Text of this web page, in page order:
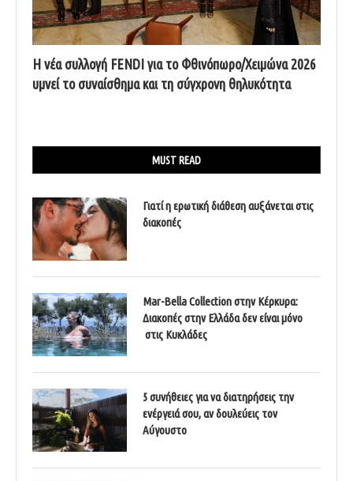
Η νέα συλλογή FENDI για το Φθινόπωρο/Χειμώνα 2026
υμνεί το συναίσθημα και τη σύγχρονη θηλυκότητα
MUST READ
Γιατί η ερωτική διάθεση αυξάνεται στις
διακοπές
Mar-Bella Collection στην Κέρκυρα:
Διακοπές στην Ελλάδα δεν είναι μόνο
στις Κυκλάδες
5 συνήθειες για να διατηρήσεις την
ενέργειά σου, αν δουλεύεις τον
Αύγουστο